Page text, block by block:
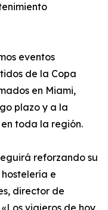
eventos
de la Copa
en Miami,
plazo y a la
toda la región.
reforzando su
e
director de